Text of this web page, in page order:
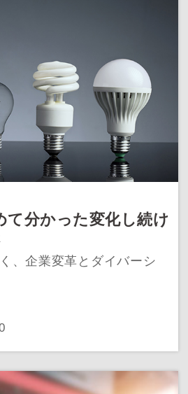
て分かった変化し続け
、企業変革とダイバーシ